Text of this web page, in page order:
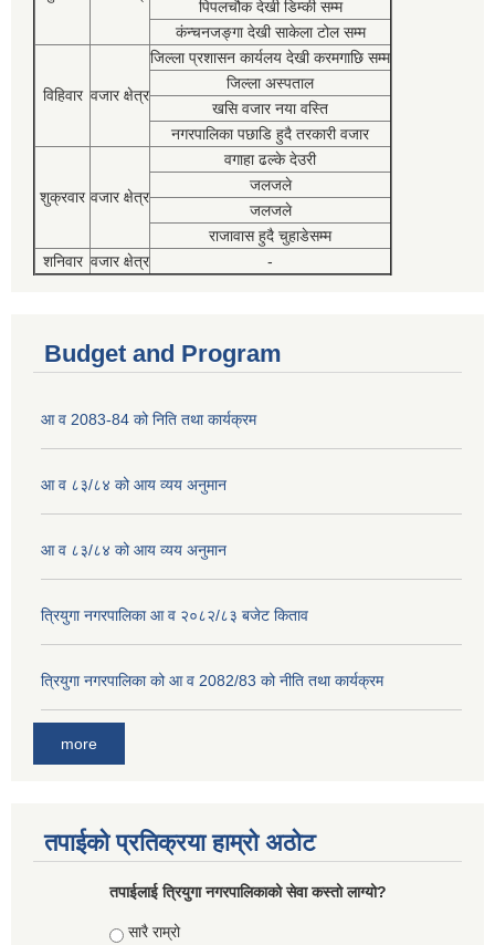
पिपलचौक देखी डिम्की सम्म
कंन्चनजङ्गा देखी साकेला टोल सम्म
विहिवार वजार क्षेत्र
जिल्ला प्रशासन कार्यलय देखी करमगाछि सम्म
जिल्ला अस्पताल
खसि वजार नया वस्ति
नगरपालिका पछाडि हुदै तरकारी वजार
शुक्रवार वजार क्षेत्र
वगाहा ढल्के देउरी
जलजले
जलजले
राजावास हुदै चुहाडेसम्म
शनिवार वजार क्षेत्र -
Budget and Program
आ व 2083-84 को निति तथा कार्यक्रम
आ व ८३/८४ को आय व्यय अनुमान
आ व ८३/८४ को आय व्यय अनुमान
त्रियुगा नगरपालिका आ व २०८२/८३ बजेट किताव
त्रियुगा नगरपालिका को आ व 2082/83 को नीति तथा कार्यक्रम
more
तपाईको प्रतिक्रया हाम्रो अठोट
तपाईलाई त्रियुगा नगरपालिकाको सेवा कस्तो लाग्यो?
Choices
सारै राम्रो